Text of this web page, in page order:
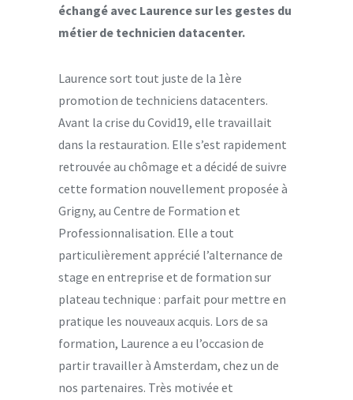
échangé avec Laurence sur les gestes du
métier de technicien datacenter.
Laurence sort tout juste de la 1ère
promotion de techniciens datacenters.
Avant la crise du Covid19, elle travaillait
dans la restauration. Elle s’est rapidement
retrouvée au chômage et a décidé de suivre
cette formation nouvellement proposée à
Grigny, au Centre de Formation et
Professionnalisation. Elle a tout
particulièrement apprécié l’alternance de
stage en entreprise et de formation sur
plateau technique : parfait pour mettre en
pratique les nouveaux acquis. Lors de sa
formation, Laurence a eu l’occasion de
partir travailler à Amsterdam, chez un de
nos partenaires. Très motivée et